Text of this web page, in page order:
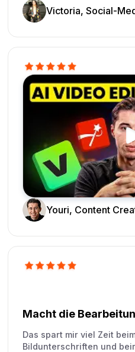
Victoria, Social-
Youri, Content
Macht die
Das spart mir viel Zeit
Bildunterschriften und